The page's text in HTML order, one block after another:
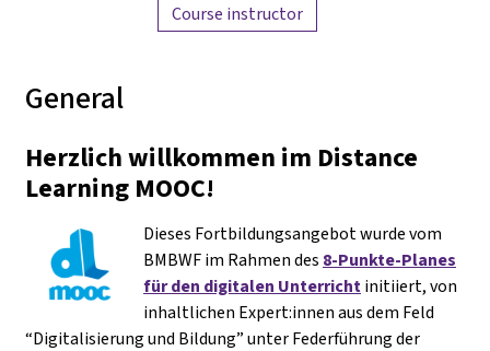
Course instructor
General
Herzlich willkommen im Distance
Learning MOOC!
Dieses Fortbildungsangebot wurde vom
BMBWF im Rahmen des 8-Punkte-Planes
für den digitalen Unterrichtinitiiert, von
inhaltlichen Expert:innen aus dem Feld
“Digitalisierung und Bildung” unter Federführung der